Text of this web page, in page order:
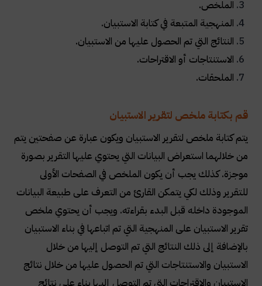
الملخص.
المنهجية المتبعة في كتابة الاستبيان.
النتائج التي تم الحصول عليها من الاستبيان.
الاستنتاجات أو الاقتراحات.
الملحقات.
قم بكتابة ملخص لتقرير الاستبيان
يتم كتابة ملخص لتقرير الاستبيان ويكون عبارة عن صفحتين يتم
من خلالهما استعراض البيانات التي يحتوي عليها التقرير بصورة
موجزة. كذلك يجب أن يكون الملخص في الصفحات الأولى
للتقرير وذلك لكي يتمكن القارئ من التعرف على طبيعة البيانات
الموجودة داخله قبل البدء بقراءته. ويجب أن يحتوي ملخص
تقرير الاستبيان على المنهجية التي تم اتباعها في بناء الاستبيان
بالإضافة إلى ذلك النتائج التي تم التوصل إليها من خلال
الاستبيان والاستنتاجات التي تم الحصول عليها من خلال نتائج
الاستبيان والاقتراحات التي تم التوصل إليها بناء على نتائج